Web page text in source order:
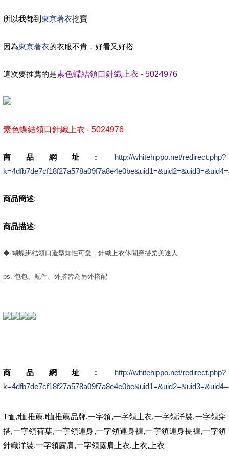
所以我都到 東京著衣挖寶
因為東京著衣的衣服不貴，好看又好搭
這次要推薦的是素色蝶結領口針織上衣 - 5024976
素色蝶結領口針織上衣 - 5024976
商品網址:
http://whitehippo.net/redirect.php?
商品簡述:
商品描述:
◆ 蝴蝶綁結領口造型知性可愛，針織上衣休閒穿搭柔美迷人
ps. 包包、配件、外搭皆為另外搭配
商品網址:
http://whitehippo.net/redirect.php?
T恤,t恤推薦,t恤推薦品牌,一字領,一字領上衣,一字領洋裝,一字領穿
搭,一字領荷葉,一字領連身,一字領連身褲,一字領連身長褲,一字領
針織洋裝,一字領露肩,一字領露肩上衣, 上衣, 上衣